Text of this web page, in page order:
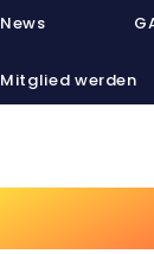
News
Mitglied werden